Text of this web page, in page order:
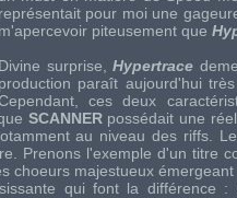
représentait pour moi une
m'apercevoir piteusement que
Divine surprise,Hypertrace
production paraît aujourd'hui
ces deux
SCANNER possédait une
au niveau des riffs .
Prenons l'exemple d'un titre
choeurs majestueux
qui font la